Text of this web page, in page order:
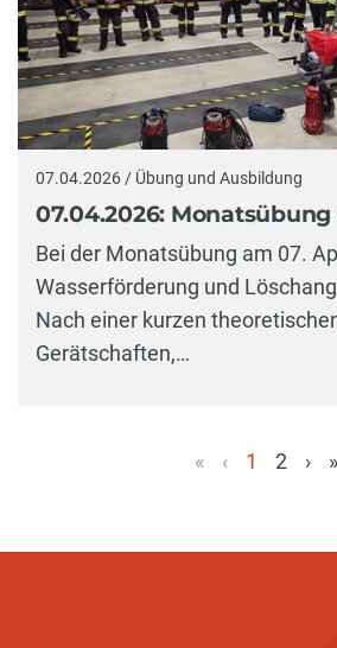
07.04.2026 / Übung und Ausbildung
07.04.2026:
Bei der Monatsübung am 07.
Wasserförderung und
Nach einer kurzen
Gerätschaften,…
« ‹
1
2 › »